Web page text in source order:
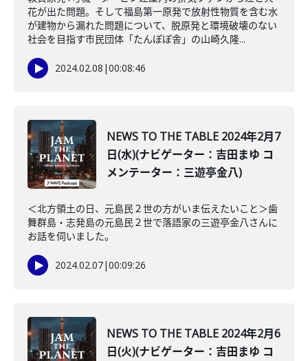
花が出た問題。そして福島第一原発で放射性物質を含む水
が建物から漏れた問題について、脱原発と環境破壊のない
社会を目指す市民団体「たんぽぽ舎」の山崎久隆...
2024.02.08 |00:08:46
NEWS TO THE TABLE 2024年2月7
日(水)(ナビゲーター：吉田まゆ コ
メンテーター：三遊亭金八)
＜北方領土の日、元島民２世の方がいま伝えたいこと＞歯
舞群島・志発島の元島民２世で落語家の三遊亭金八さんに
お話を伺いました。
2024.02.07|00:09:26
NEWS TO THE TABLE 2024年2月6
日(火)(ナビゲーター：吉田まゆ コ